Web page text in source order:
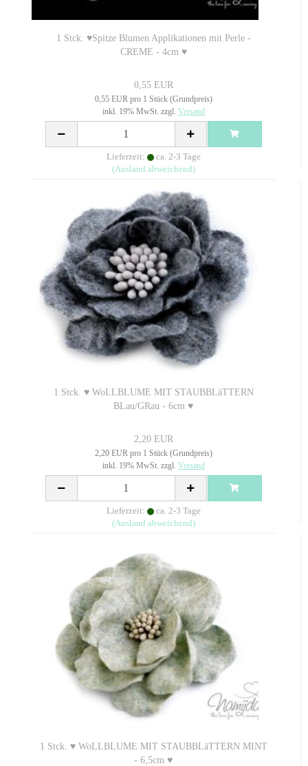
1 Stck. ♥Spitze Blumen Applikationen mit Perle -
CREME - 4cm ♥
0,55 EUR
0,55 EUR pro 1 Stück (Grundpreis)
inkl. 19% MwSt. zzgl. Versand
Lieferzeit:
ca. 2-3 Tage
(Ausland abweichend)
1 Stck. ♥ WoLLBLUME MIT STAUBBLäTTERN
BLau/GRau - 6cm ♥
2,20 EUR
2,20 EUR pro 1 Stück (Grundpreis)
inkl. 19% MwSt. zzgl. Versand
Lieferzeit:
ca. 2-3 Tage
(Ausland abweichend)
1 Stck. ♥ WoLLBLUME MIT STAUBBLäTTERN MINT
- 6,5cm ♥